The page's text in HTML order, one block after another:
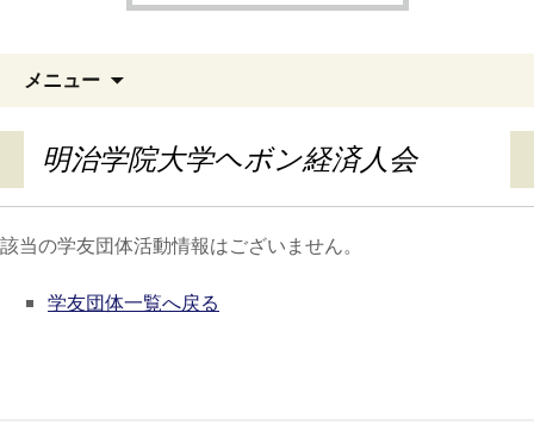
メニュー
明治学院大学ヘボン経済人会
該当の学友団体活動情報はございません。
学友団体一覧へ戻る